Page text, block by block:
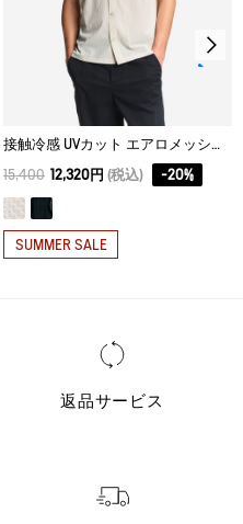
73.2
接触冷感 UVカット エアロメッシュ リラックスフィット半袖シャツ
15,400 12,320円 (税込) -20%
SUMMER SALE
返品サービス